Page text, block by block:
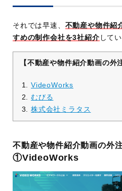
それでは早速、 不動産や物件紹
すめの制作会社を3社紹介 して
【不動産や物件紹介動画の外
VideoWorks
むびる
株式会社ミラタス
不動産や物件紹介動画の外
①VideoWorks